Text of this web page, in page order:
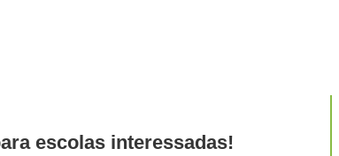
escolas interessadas!